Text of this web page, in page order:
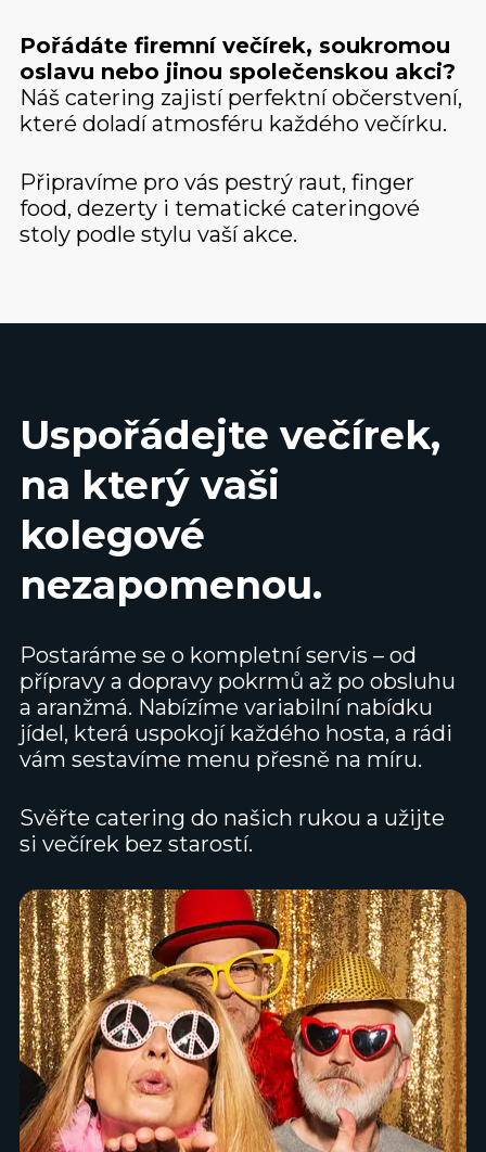
Pořádáte firemní večírek, soukromou
oslavu nebo jinou společenskou akci?
Náš catering zajistí perfektní občerstvení,
které doladí atmosféru každého večírku.
Připravíme pro vás pestrý raut, finger
food, dezerty i tematické cateringové
stoly podle stylu vaší akce.
Uspořádejte večírek,
na který vaši
kolegové
nezapomenou.
Postaráme se o kompletní servis – od
přípravy a dopravy pokrmů až po obsluhu
a aranžmá. Nabízíme variabilní nabídku
jídel, která uspokojí každého hosta, a rádi
vám sestavíme menu přesně na míru.
Svěřte catering do našich rukou a užijte
si večírek bez starostí.